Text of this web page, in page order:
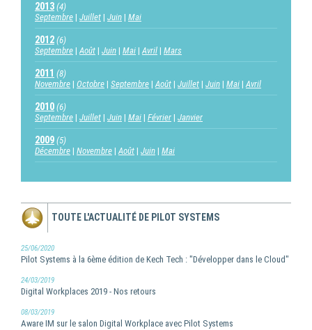
2013 (4)
Septembre Juillet Juin Mai
2012 (6)
Septembre Août Juin Mai Avril Mars
2011 (8)
Novembre Octobre Septembre Août Juillet Juin Mai Avril
2010 (6)
Septembre Juillet Juin Mai Février Janvier
2009 (5)
Décembre Novembre Août Juin Mai
TOUTE L'ACTUALITÉ DE PILOT SYSTEMS
25/06/2020
Pilot Systems à la 6ème édition de Kech Tech : "Développer dans le Cloud"
24/03/2019
Digital Workplaces 2019 - Nos retours
08/03/2019
Aware IM sur le salon Digital Workplace avec Pilot Systems